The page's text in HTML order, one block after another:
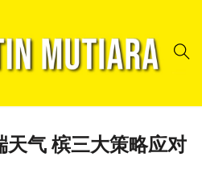
气 槟三大策略应对